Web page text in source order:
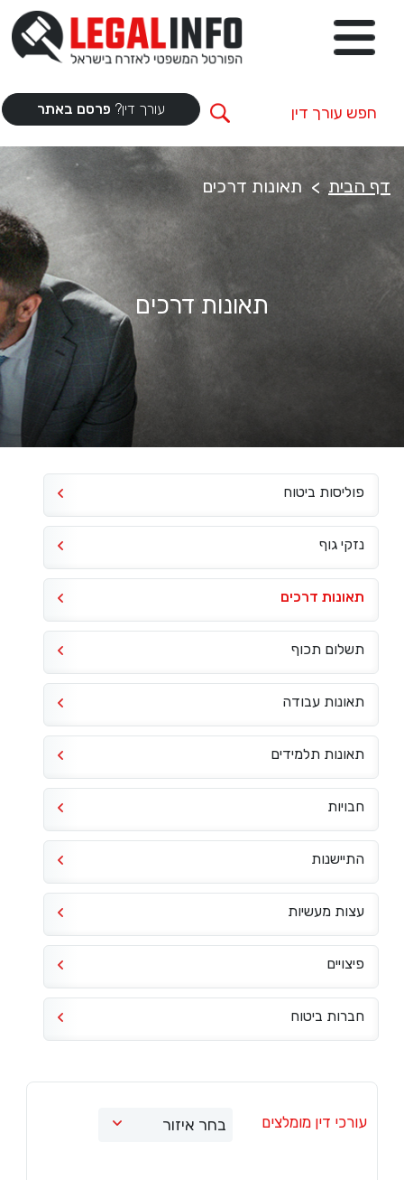
עורך דין? פרסם באתר
דף הבית תאונות דרכים
תאונות דרכים
פוליסות ביטוח
נזקי גוף
תאונות דרכים
תשלום תכוף
תאונות עבודה
תאונות תלמידים
חבויות
התיישנות
עצות מעשיות
פיצויים
חברות ביטוח
עורכי דין מומלצים